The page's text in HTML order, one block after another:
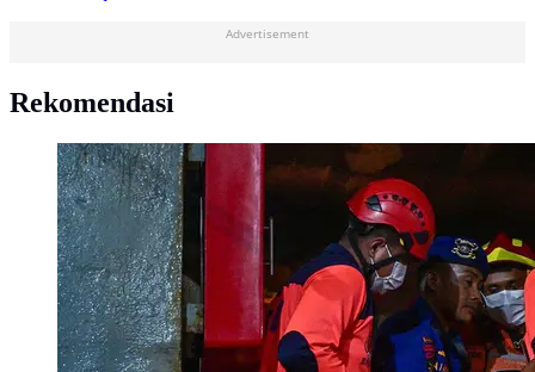
Advertisement
Rekomendasi